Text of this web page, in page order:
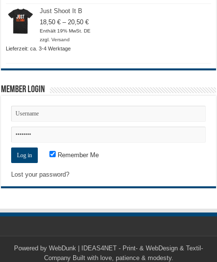
Just Shoot It B
18,50€ – 20,50€Preisspanne:
18,50 €
Enthält 19% MwSt. DE
zzgl.Versand
Lieferzeit: ca. 3-4 Werktage
Member Login
Remember Me
Lost your password?
Powered by WebDunk | IDEAS4NET - Print- & WebDesign & Textil-
CompanyBuilt with love, patience & modesty.